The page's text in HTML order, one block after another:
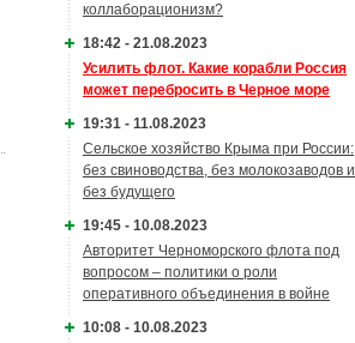
коллаборационизм?
18:42 - 21.08.2023
Усилить флот. Какие корабли Россия
может перебросить в Черное море
19:31 - 11.08.2023
Сельское хозяйство Крыма при России:
без свиноводства, без молокозаводов и
без будущего
19:45 - 10.08.2023
Авторитет Черноморского флота под
вопросом – политики о роли
оперативного объединения в войне
10:08 - 10.08.2023